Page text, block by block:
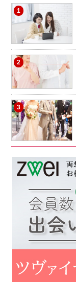
1
2
3